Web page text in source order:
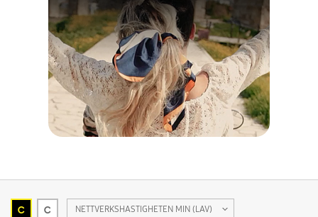
C C NETTVERKSHASTIGHETEN MIN (LAV)